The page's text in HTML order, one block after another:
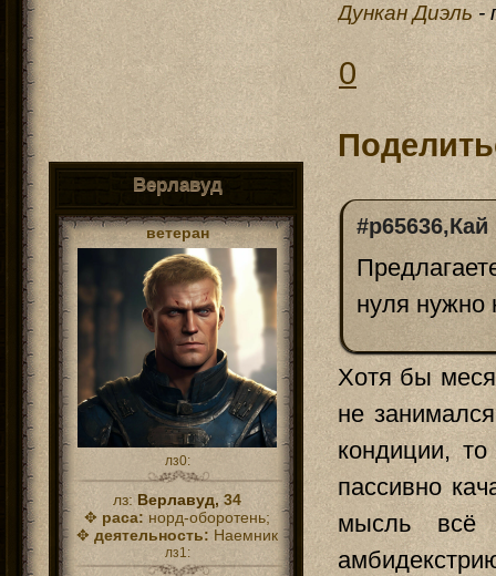
Дункан Диэль-
0
Верлавуд
ветеран
лз0:
лз: Верлавуд, 34
✥ раса: норд-оборотень;
✥ деятельность: Наемник
лз1:
нуля нужно
Хотя бы
не
кондиции,
пассивно
мысль всё